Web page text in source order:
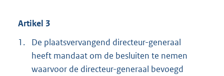
Artikel 3
1.
De plaatsvervangend directeur-generaal
heeft mandaat om de besluiten te nemen
waarvoor de directeur-generaal bevoegd